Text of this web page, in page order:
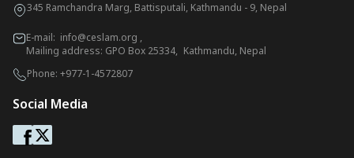
345 Ramchandra Marg, Battisputali, Kathmandu - 9, Nepal
E-mail: info@ceslam.org ,
Mailing address: GPO Box 25334, Kathmandu, Nepal
Phone: +977-1-4572807
Social Media